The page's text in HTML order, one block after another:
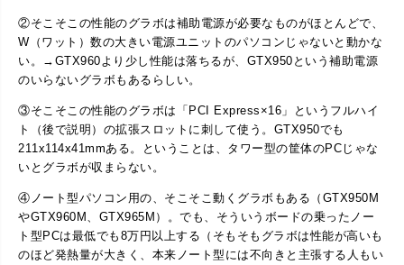
②そこそこの性能のグラボは補助電源が必要なものがほとんどで、
W（ワット）数の大きい電源ユニットのパソコンじゃないと動かな
い。→GTX960より少し性能は落ちるが、GTX950という補助電源
のいらないグラボもあるらしい。
③そこそこの性能のグラボは「PCI Express×16」というフルハイ
ト（後で説明）の拡張スロットに刺して使う。GTX950でも
211x114x41mmある。ということは、タワー型の筐体のPCじゃな
いとグラボが収まらない。
④ノート型パソコン用の、そこそこ動くグラボもある（GTX950M
やGTX960M、GTX965M）。でも、そういうボードの乗ったノー
ト型PCは最低でも8万円以上する（そもそもグラボは性能が高いも
のほど発熱量が大きく、本来ノート型には不向きと主張する人もい